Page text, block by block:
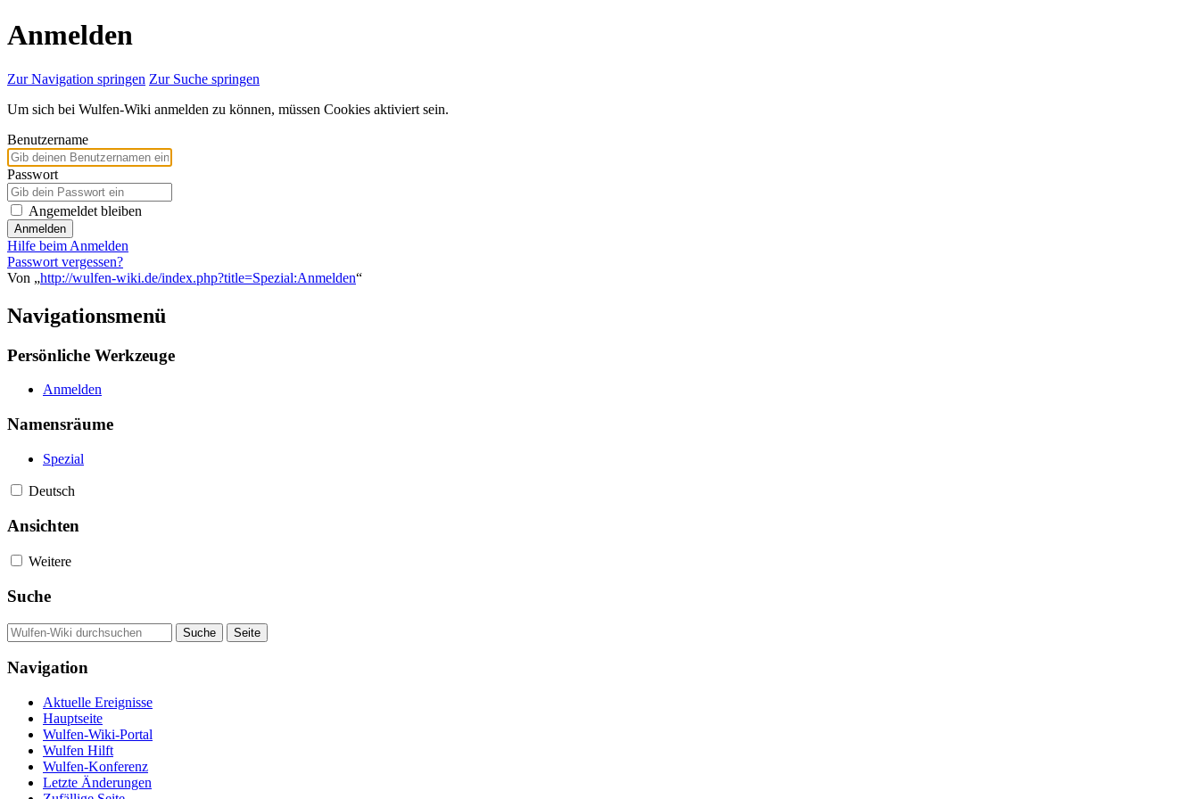
Anmelden
Zur Navigation springen Zur Suche springen
Um sich bei Wulfen-Wiki anmelden zu können, müssen Cookies aktiviert sein.
Benutzername
Passwort
Angemeldet bleiben
Anmelden
Hilfe beim Anmelden
Passwort vergessen?
Von „http://wulfen-wiki.de/index.php?title=Spezial:Anmelden“
Navigationsmenü
Persönliche Werkzeuge
Anmelden
Namensräume
Spezial
Deutsch
Ansichten
Weitere
Suche
Navigation
Aktuelle Ereignisse
Hauptseite
Wulfen-Wiki-Portal
Wulfen Hilft
Wulfen-Konferenz
Letzte Änderungen